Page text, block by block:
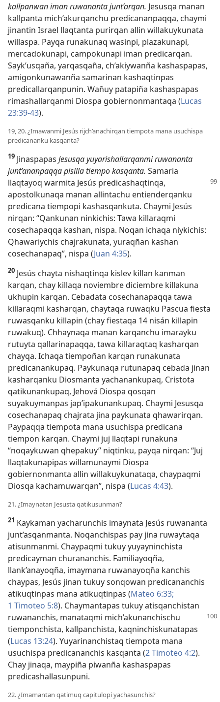
kallpanwan iman ruwananta junt’arqan. Jesusqa manan
kallpanta mich’akurqanchu predicananpaqqa, chaymi
jinantin Israel llaqtanta purirqan allin willakuykunata
willaspa. Payqa runakunaq wasinpi, plazakunapi,
mercadokunapi, campokunapi iman predicarqan.
Sayk’usqaña, yarqasqaña, ch’akiywanña kashaspapas,
amigonkunawanña samarinan kashaqtinpas
predicallarqanpunin. Wañuy patapiña kashaspapas
rimashallarqanmi Diospa gobiernonmantaqa (Lucas
23:39-43).
19, 20. ¿Imawanmi Jesús rijch’anachirqan tiempota mana usuchispa
predicananku kasqanta?
19 Jinaspapas Jesusqa yuyarishallarqanmi ruwananta
junt’ananpaqqa pisilla tiempo kasqanta. Samaria
llaqtayoq warmita Jesús predicashaqtinqa,
apostolkunaqa manan allintachu entienderqanku
predicana tiempopi kashasqankuta. Chaymi Jesús
nirqan: “Qankunan ninkichis: Tawa killaraqmi
cosechapaqqa kashan, nispa. Noqan ichaqa niykichis:
Qhawariychis chajrakunata, yuraqñan kashan
cosechanapaq”, nispa (Juan 4:35).
20 Jesús chayta nishaqtinqa kislev killan kanman
karqan, chay killaqa noviembre diciembre killakuna
ukhupin karqan. Cebadata cosechanapaqqa tawa
killaraqmi kasharqan, chaytaqa ruwaqku Pascua fiesta
ruwasqanku killapin (chay fiestaqa 14 nisán killapin
ruwakuq). Chhaynaqa manan karqanchu imarayku
rutuyta qallarinapaqqa, tawa killaraqtaq kasharqan
chayqa. Ichaqa tiempoñan karqan runakunata
predicanankupaq. Paykunaqa rutunapaq cebada jinan
kasharqanku Diosmanta yachanankupaq, Cristota
qatikunankupaq, Jehová Diospa qosqan
suyakuymanpas jap’ipakunankupaq. Chaymi Jesusqa
cosechanapaq chajrata jina paykunata qhawarirqan.
Paypaqqa tiempota mana usuchispa predicana
tiempon karqan. Chaymi juj llaqtapi runakuna
“noqaykuwan qhepakuy” niqtinku, payqa nirqan: “Juj
llaqtakunapipas willamunaymi Diospa
gobiernonmanta allin willakuykunataqa, chaypaqmi
Diosqa kachamuwarqan”, nispa (Lucas 4:43).
21. ¿Imaynatan Jesusta qatikusunman?
21 Kaykaman yacharunchis imaynata Jesús ruwananta
junt’asqanmanta. Noqanchispas pay jina ruwaytaqa
atisunmanmi. Chaypaqmi tukuy yuyayninchista
predicayman churananchis. Familiayoqña,
llank’anayoqña, imaymana ruwanayoqña kanchis
chaypas, Jesús jinan tukuy sonqowan predicananchis
atikuqtinpas mana atikuqtinpas (Mateo 6:33;
1 Timoteo 5:8). Chaymantapas tukuy atisqanchistan
ruwananchis, manataqmi mich’akunanchischu
tiemponchista, kallpanchista, kaqninchiskunatapas
(Lucas 13:24). Yuyarinanchistaq tiempota mana
usuchispa predicananchis kasqanta (2 Timoteo 4:2).
Chay jinaqa, maypiña piwanña kashaspapas
predicashallasunpuni.
22. ¿Imamantan qatimuq capitulopi yachasunchis?